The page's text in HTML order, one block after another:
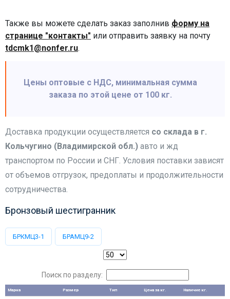
Также вы можете сделать заказ заполнив форму на
странице "контакты" или отправить заявку на почту
tdcmk1@nonfer.ru.
Цены оптовые с НДС, минимальная сумма
заказа по этой цене от 100 кг.
Доставка продукции осуществляется со склада в г.
Кольчугино (Владимирской обл.) авто и жд
транспортом по России и СНГ. Условия поставки зависят
от объемов отгрузок, предоплаты и продолжительности
сотрудничества.
Бронзовый шестигранник
БРКМЦ3-1 БРАМЦ9-2
Поиск по разделу:
Марка Размер Тип Цена за кг. Наличие кг.